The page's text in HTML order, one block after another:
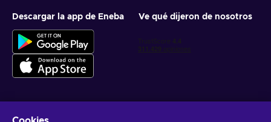
Descargar la app de Eneba Ve qué dijeron de nosotros